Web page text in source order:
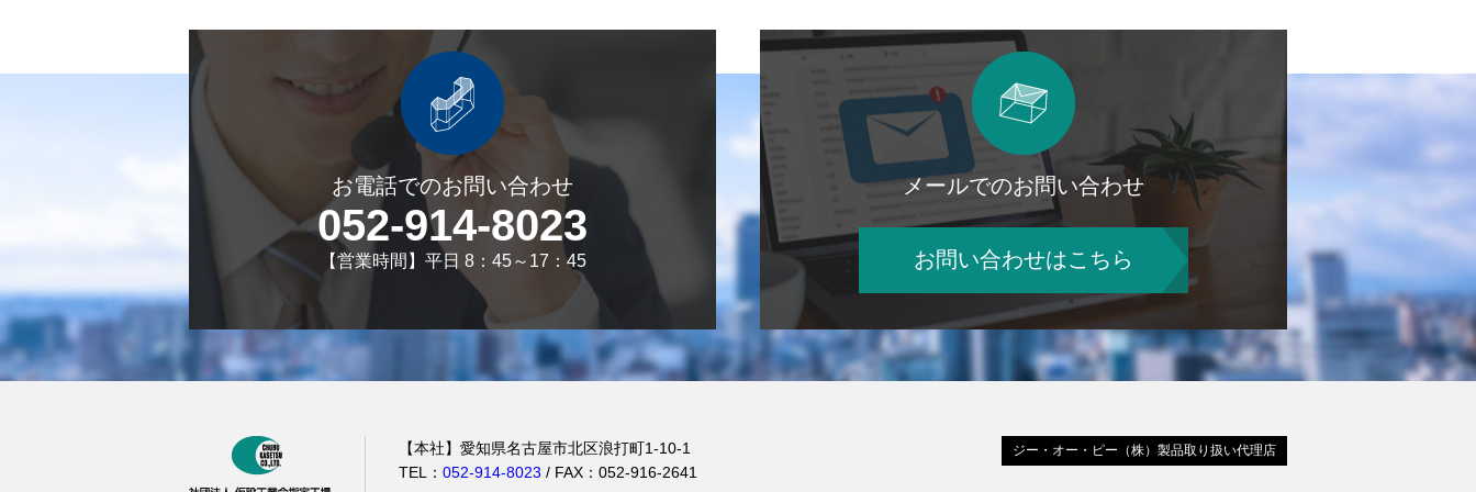
お電話でのお問い合わせ
052-914-8023
【営業時間】平日 8：45～17：45
メールでのお問い合わせ
お問い合わせはこちら
【本社】愛知県名古屋市北区浪打町1-10-1
TEL： 052-914-8023 / FAX：052-916-2641
ジー・オー・ピー（株）製品取り扱い代理店